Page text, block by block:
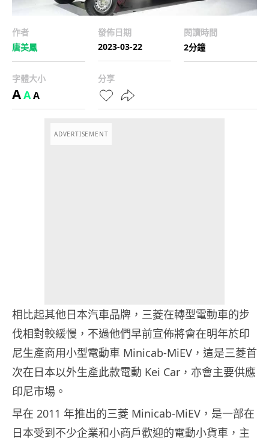
作者
唐美鳳
發佈日期
2023-03-22
閱讀時間
2分鐘
字體大小
AAA
分享
ADVERTISEMENT
相比起其他日本汽車品牌，三菱在轉型電動車的步
伐相對較緩慢，不過他們早前宣佈將會在明年於印
尼生產商用小型電動車 Minicab-MiEV，這是三菱首
次在日本以外生產此款電動 Kei Car，亦會主要供應
印尼市場。
早在 2011 年推出的三菱 Minicab-MiEV，是一部在
日本受到不少企業和小商戶歡迎的電動小貨車，主